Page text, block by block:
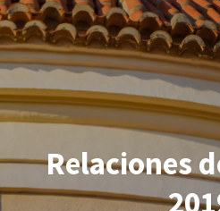
Relaciones